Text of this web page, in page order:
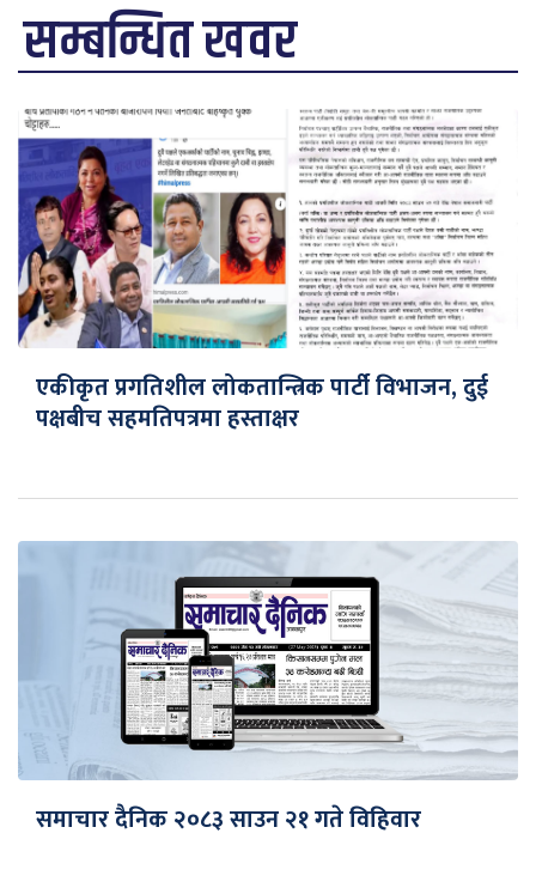
सम्बन्धित खवर
एकीकृत प्रगतिशील लोकतान्त्रिक पार्टी विभाजन, दुई
पक्षबीच सहमतिपत्रमा हस्ताक्षर
समाचार दैनिक २०८३ साउन २१ गते विहिवार